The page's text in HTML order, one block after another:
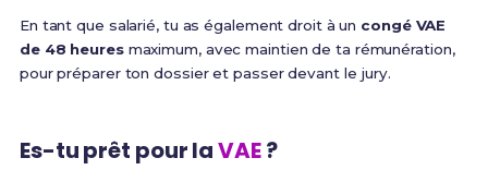
En tant que salarié, tu as également droit à un congé VAE
de 48 heuresmaximum, avec maintien de ta rémunération,
pour préparer ton dossier et passer devant le jury.
Es-tu prêt pour laVAE?